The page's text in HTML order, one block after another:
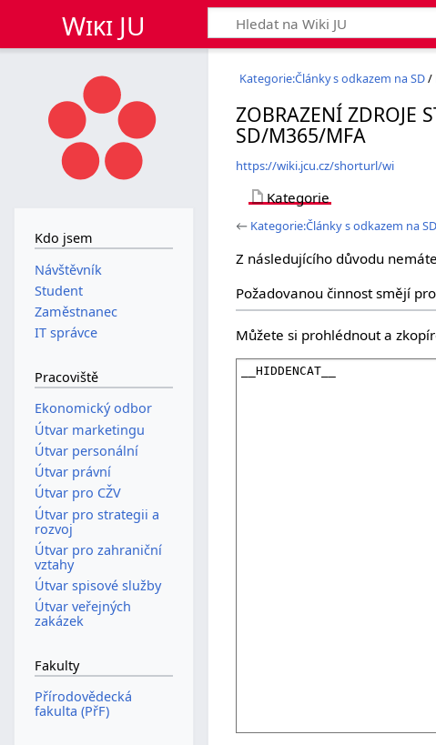
Wiki JU
Kategorie:Články s odkazem na SD/
ZOBRAZENÍ ZDROJE
SD/M365/MFA
https://wiki.jcu.cz/shorturl/wi
Kategorie
← Kategorie:Články s odkazem na
Z následujícího důvodu
Požadovanou činnost smějí
Můžete si prohlédnout a
Kdo jsem
Návštěvník
Student
Zaměstnanec
IT správce
Pracoviště
Ekonomický odbor
Útvar marketingu
Útvar personální
Útvar právní
Útvar pro CŽV
Útvar pro strategii a
rozvoj
Útvar pro zahraniční
vztahy
Útvar spisové služby
Útvar veřejných
zakázek
Fakulty
Přírodovědecká
fakulta (PřF)